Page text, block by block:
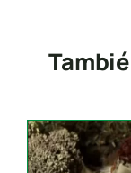
Search